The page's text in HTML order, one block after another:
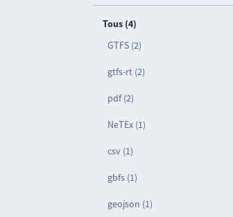
Tous (4)
GTFS (2)
gtfs-rt (2)
pdf (2)
NeTEx (1)
csv (1)
gbfs (1)
geojson (1)